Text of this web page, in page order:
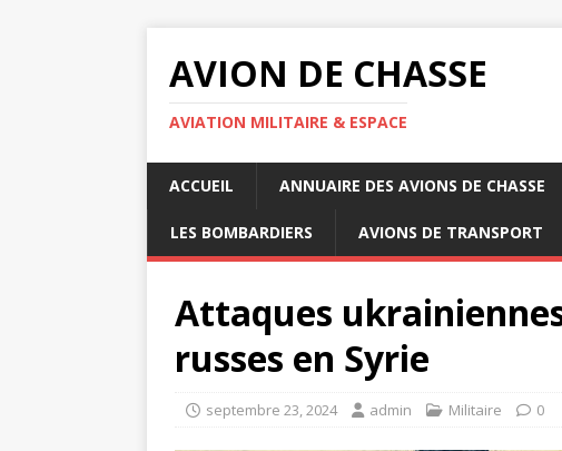
AVION DE CHASSE
AVIATION MILITAIRE & ESPACE
ACCUEIL ANNUAIRE DES AVIONS DE CHASSE
LES BOMBARDIERS AVIONS DE TRANSPORT
Attaques
russes en Syrie
septembre 23, 2024 admin Militaire 0